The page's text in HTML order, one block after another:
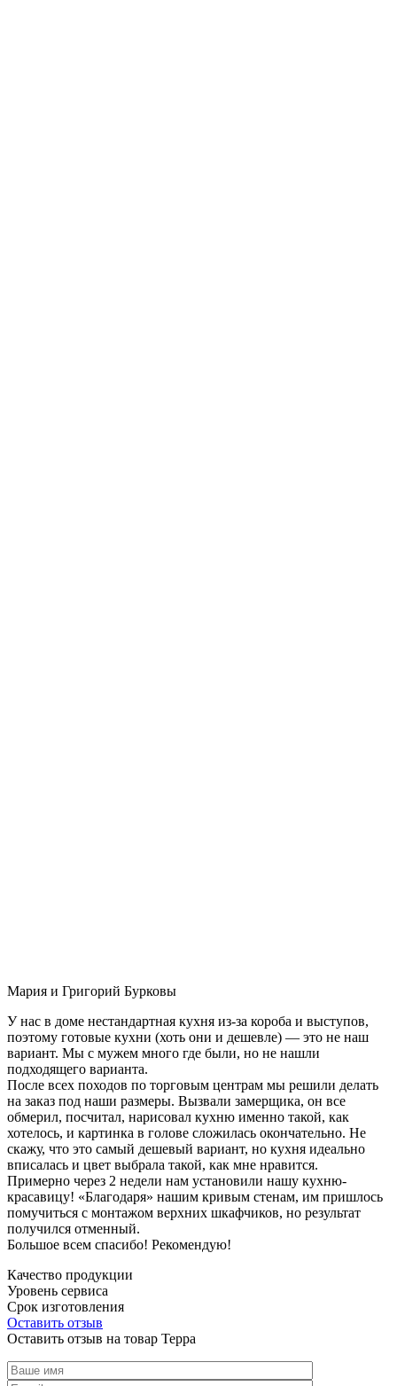
Мария и Григорий Бурковы
У нас в доме нестандартная кухня из-за короба и выступов,
поэтому готовые кухни (хоть они и дешевле) — это не наш
вариант. Мы с мужем много где были, но не нашли
подходящего варианта.
После всех походов по торговым центрам мы решили делать
на заказ под наши размеры. Вызвали замерщика, он все
обмерил, посчитал, нарисовал кухню именно такой, как
хотелось, и картинка в голове сложилась окончательно. Не
скажу, что это самый дешевый вариант, но кухня идеально
вписалась и цвет выбрала такой, как мне нравится.
Примерно через 2 недели нам установили нашу кухню-
красавицу! «Благодаря» нашим кривым стенам, им пришлось
помучиться с монтажом верхних шкафчиков, но результат
получился отменный.
Большое всем спасибо! Рекомендую!
Качество продукции
Уровень сервиса
Срок изготовления
Оставить отзыв
Оставить отзыв на товар Терра